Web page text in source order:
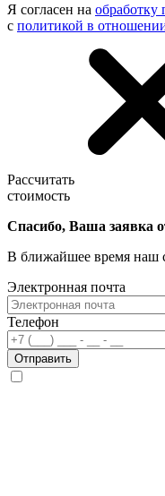
Я согласен на обработку
с политикой в
Рассчитать
стоимость
Спасибо, Ваша заявка
В ближайшее время наш
Электронная почта
Телефон
Отправить